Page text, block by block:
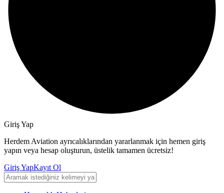
Giriş Yap
Herdem Aviation ayrıcalıklarından yararlanmak için hemen giriş
yapın veya hesap oluşturun, üstelik tamamen ücretsiz!
Giriş YapKayıt Ol